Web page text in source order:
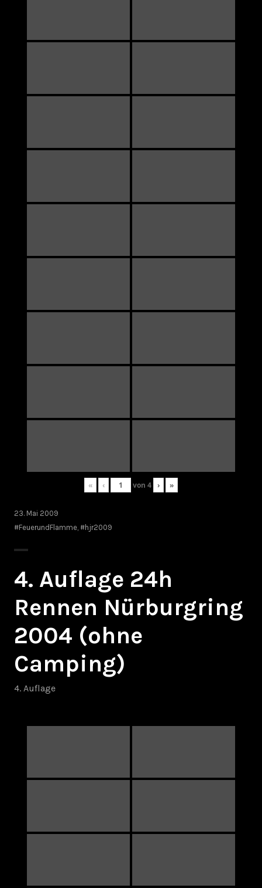
« ‹ von 4 › »
23. Mai 2009
#FeuerundFlamme #hjr2009
4. Auflage 24h
Rennen Nürburgring
2004 (ohne
Camping)
4. Auflage